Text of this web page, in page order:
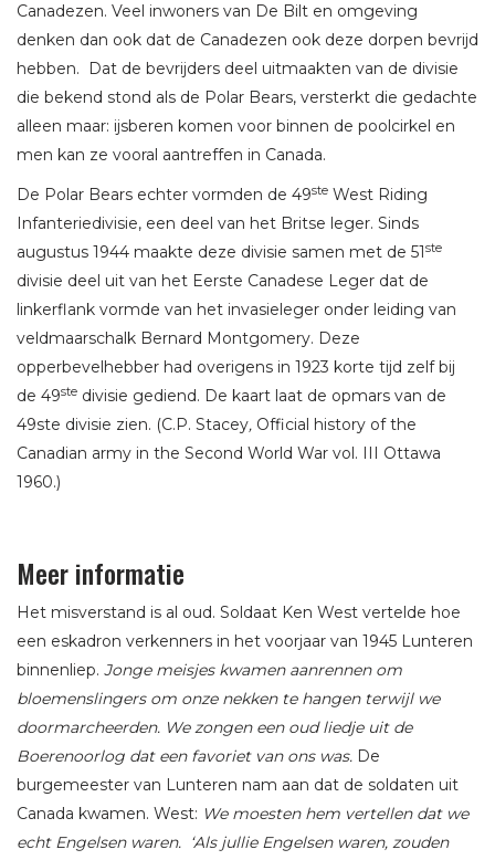
Canadezen. Veel inwoners van De Bilt en omgeving
denken dan ook dat de Canadezen ook deze dorpen bevrijd
hebben. Dat de bevrijders deel uitmaakten van de divisie
die bekend stond als de Polar Bears, versterkt die gedachte
alleen maar: ijsberen komen voor binnen de poolcirkel en
men kan ze vooral aantreffen in Canada.
De Polar Bears echter vormden de 49ste West Riding
Infanteriedivisie, een deel van het Britse leger. Sinds
augustus 1944 maakte deze divisie samen met de 51ste
divisie deel uit van het Eerste Canadese Leger dat de
linkerflank vormde van het invasieleger onder leiding van
veldmaarschalk Bernard Montgomery. Deze
opperbevelhebber had overigens in 1923 korte tijd zelf bij
de 49ste divisie gediend. De kaart laat de opmars van de
49ste divisie zien. (C.P. Stacey, Official history of the
Canadian army in the Second World War vol. III Ottawa
1960.)
Meer informatie
Het misverstand is al oud. Soldaat Ken West vertelde hoe
een eskadron verkenners in het voorjaar van 1945 Lunteren
binnenliep. Jonge meisjes kwamen aanrennen om
bloemenslingers om onze nekken te hangen terwijl we
doormarcheerden. We zongen een oud liedje uit de
Boerenoorlog dat een favoriet van ons was. De
burgemeester van Lunteren nam aan dat de soldaten uit
Canada kwamen. West: We moesten hem vertellen dat we
echt Engelsen waren. ‘Als jullie Engelsen waren, zouden